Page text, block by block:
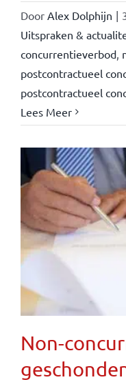
Door Alex Dolphijn |
Uitspraken &
concurrentieverbod,
postcontractueel
postcontractueel
Lees Meer
Non-